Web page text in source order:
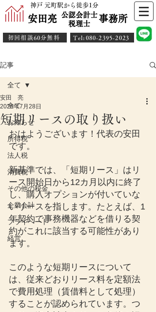
神戸 元町駅から徒歩1分
安田亮 事務所
公認会計士
​税理士
初回相談60分無料 ​Tel:080-2395-2023
記事
全て
お知らせ
所得税
法人税
消費税
その他の税金
企業会計
プライベート
経営
全て
短期リースの取り扱い
安田 亮
2025年7月28日
おはようございます！代表の安田
です。
新基準では、「短期リース」はリ
ース開始日から12カ月以内に終了
し、購入オプションが付いていな
いリースを指します。たとえば、1
年契約で事務機器などを借りる契
約がこれに該当する可能性があり
ます。
このような短期リースについて
は、従来どおりリース料を定額法
で費用処理（賃借料として処理）
することが認められています。つ